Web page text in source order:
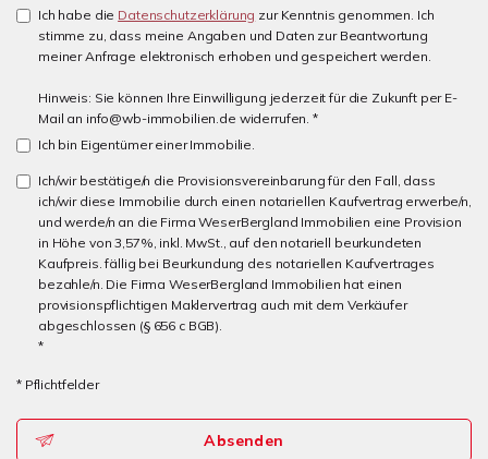
Ich habe die Datenschutzerklärung zur Kenntnis genommen. Ich
stimme zu, dass meine Angaben und Daten zur Beantwortung
meiner Anfrage elektronisch erhoben und gespeichert werden.
Hinweis: Sie können Ihre Einwilligung jederzeit für die Zukunft per E-
Mail an info@wb-immobilien.de widerrufen. *
Ich bin Eigentümer einer Immobilie.
Ich/wir bestätige/n die Provisionsvereinbarung für den Fall, dass
ich/wir diese Immobilie durch einen notariellen Kaufvertrag erwerbe/n,
und werde/n an die Firma WeserBergland Immobilien eine Provision
in Höhe von 3,57%, inkl. MwSt., auf den notariell beurkundeten
Kaufpreis. fällig bei Beurkundung des notariellen Kaufvertrages
bezahle/n. Die Firma WeserBergland Immobilien hat einen
provisionspflichtigen Maklervertrag auch mit dem Verkäufer
abgeschlossen (§ 656 c BGB).
*
* Pflichtfelder
Absenden